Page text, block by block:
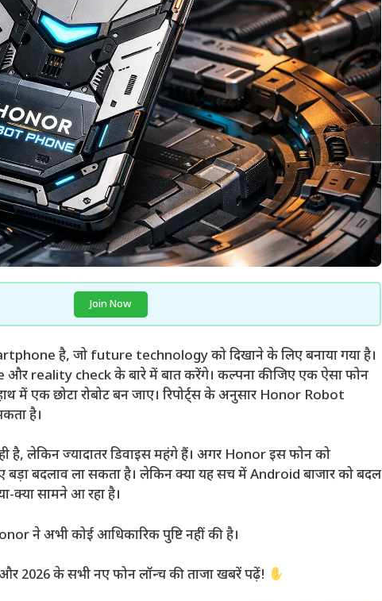
Join Now
है, जो future technology को दिखाने के लिए बनाया गया है।
reality check के बारे में बात करेंगे। कल्पना कीजिए एक ऐसा फोन
एक छोटा रोबोट बन जाए। रिपोर्ट्स के अनुसार Honor Robot
है।
है, लेकिन ज्यादातर डिवाइस महंगे हैं। अगर Honor इस फोन को
बड़ा बदलाव ला सकता है। लेकिन क्या यह सच में Android बाजार को बदल
क्या सामने आ रहा है।
ने अभी कोई आधिकारिक पुष्टि नहीं की है।
2026 के सभी नए फोन लॉन्च की ताजा खबरें पढ़ें!